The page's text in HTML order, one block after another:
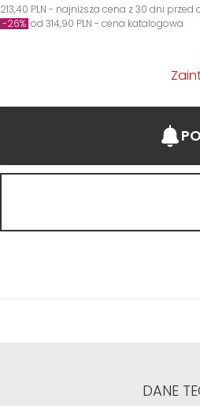
213,40 PLN - najniższa cena z 30 dni przed
-26% od 314,90 PLN - cena katalogowa
DANE